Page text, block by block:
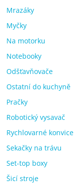
Mrazáky
Myčky
Na motorku
Notebooky
Odšťavňovače
Ostatní do kuchyně
Pračky
Robotický vysavač
Rychlovarné konvice
Sekačky na trávu
Set-top boxy
Šicí stroje